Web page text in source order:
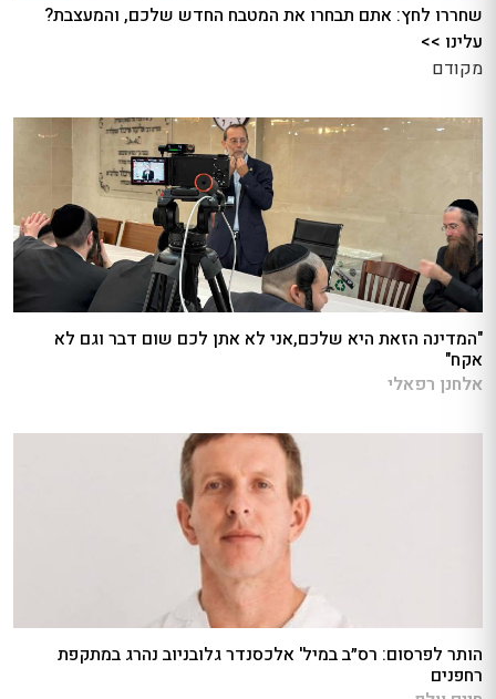
שחררו לחץ: אתם תבחרו את המטבח החדש שלכם, והמעצבת?
עלינו >>
מקודם
"המדינה הזאת היא שלכם,אני לא אתן לכם שום דבר וגם לא
אקח"
אלחנן רפאלי
הותר לפרסום: רס״ב במיל' אלכסנדר גלובניוב נהרג במתקפת
רחפנים